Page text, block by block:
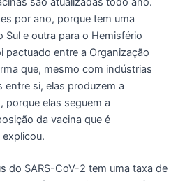
por ano, porque tem uma
Sul e outra para o Hemisfério
pactuado entre a Organização
que, mesmo com indústrias
si, elas produzem a
porque elas seguem a
da vacina que é
explicou.
do SARS-CoV-2 tem uma taxa de